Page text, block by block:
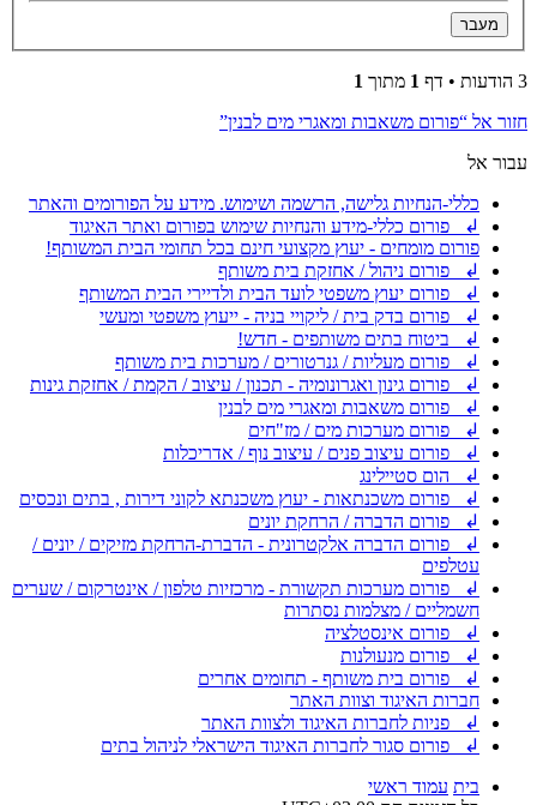
3 הודעות • דף 1 מתוך 1
חזור אל “פורום משאבות ומאגרי מים לבנין”
עבור אל
כללי-הנחיות גלישה, הרשמה ושימוש. מידע על הפורומים והאתר
↲ פורום כללי-מידע והנחיות שימוש בפורום ואתר האיגוד
פורום מומחים - יעוץ מקצועי חינם בכל תחומי הבית המשותף!
↲ פורום ניהול / אחזקת בית משותף
↲ פורום יעוץ משפטי לועד הבית ולדיירי הבית המשותף
↲ פורום בדק בית / ליקויי בניה - ייעוץ משפטי ומעשי
↲ ביטוח בתים משותפים - חדש!
↲ פורום מעליות / גנרטורים / מערכות בית משותף
↲ פורום גינון ואגרונומיה - תכנון / עיצוב / הקמת / אחזקת גינות
↲ פורום משאבות ומאגרי מים לבנין
↲ פורום מערכות מים / מז"חים
↲ פורום עיצוב פנים / עיצוב נוף / אדריכלות
↲ הום סטיילינג
↲ פורום משכנתאות - יעוץ משכנתא לקוני דירות , בתים ונכסים
↲ פורום הדברה / הרחקת יונים
↲ פורום הדברה אלקטרונית - הדברת-הרחקת מזיקים / יונים /
עטלפים
↲ פורום מערכות תקשורת - מרכזיות טלפון / אינטרקום / שערים
חשמליים / מצלמות נסתרות
↲ פורום אינסטלציה
↲ פורום מנעולנות
↲ פורום בית משותף - תחומים אחרים
חברות האיגוד וצוות האתר
↲ פניות לחברות האיגוד ולצוות האתר
↲ פורום סגור לחברות האיגוד הישראלי לניהול בתים
בית עמוד ראשי